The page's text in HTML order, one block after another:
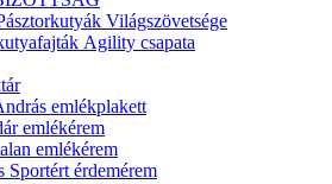
Világszövetsége
Agility csapata
emlékplakett
emlékérem
emlékérem
Sportért érdemérem